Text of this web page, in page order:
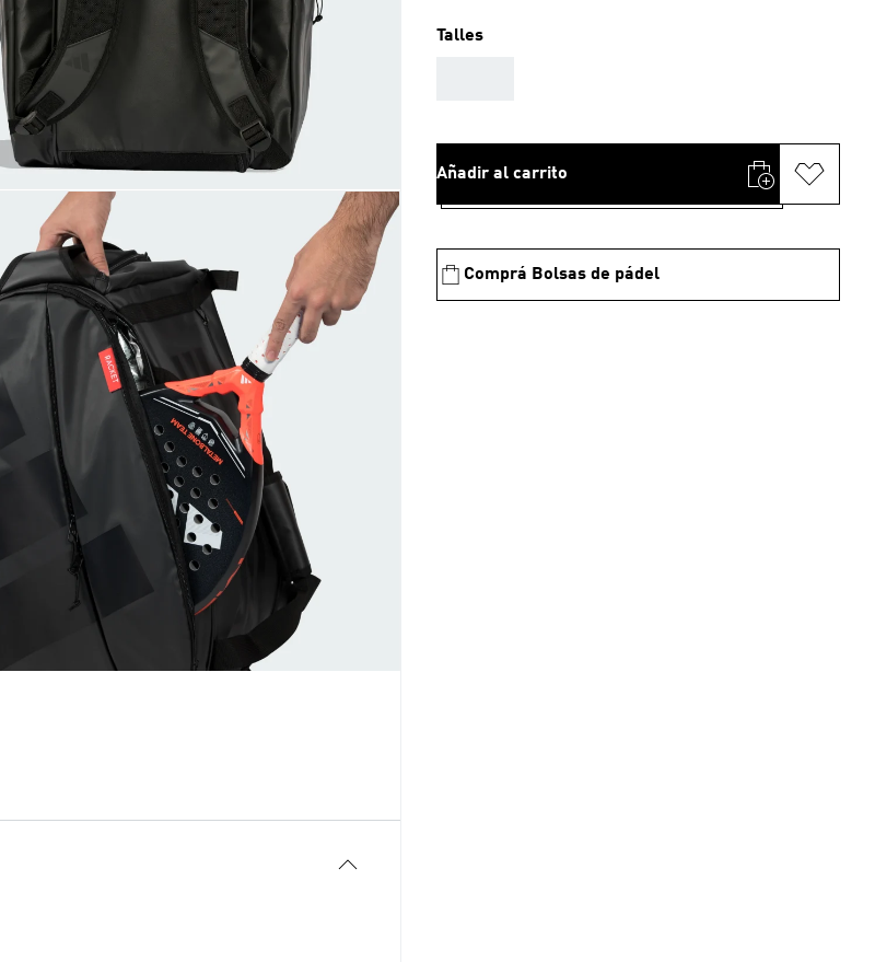
Talles
Añadir al carrito
Comprá Bolsas de pádel